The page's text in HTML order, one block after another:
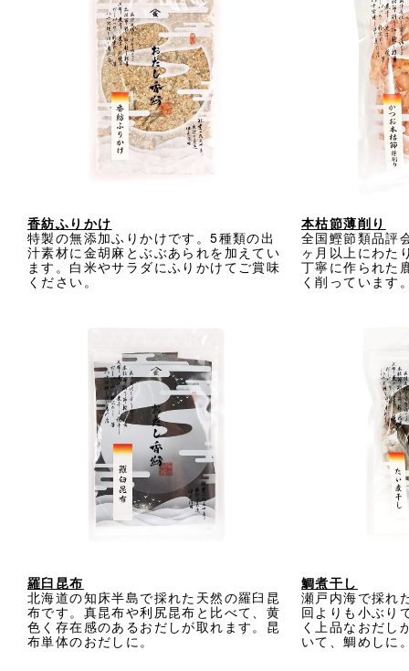
香紡ふりかけ
特製の無添加ふりかけです。5種類の出
汁素材に金胡麻とぶぶあられを加えてい
ます。白米やサラダにふりかけてご賞味
ください。
本枯節薄削り
全国鰹節類品評
ヶ月以上にわた
丁寧に作られた
く削っています
羅臼昆布
北海道の知床半島で採れた天然の羅臼昆
布です。真昆布や利尻昆布と比べて、黄
色く存在感のあるおだしが取れます。昆
布単体のおだしに。
鯛煮干し
瀬戸内海で採れ
回よりも小ぶり
く上品なおだし
いて、鯛めしに